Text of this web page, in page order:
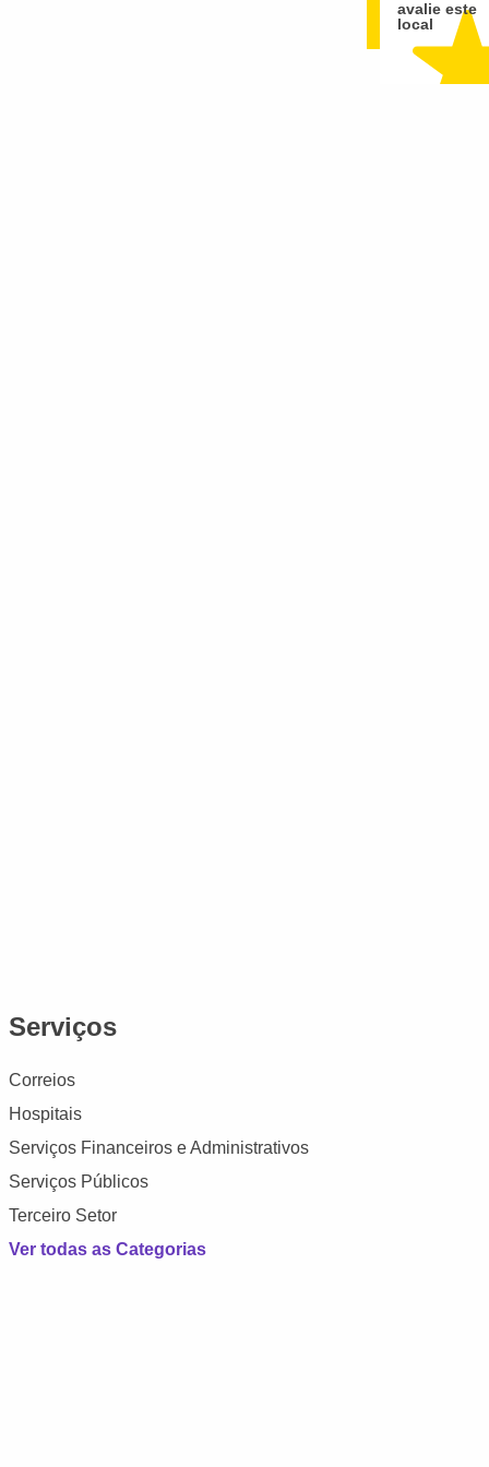
avalie este
local
Serviços
Correios
Hospitais
Serviços Financeiros e Administrativos
Serviços Públicos
Terceiro Setor
Ver todas as Categorias